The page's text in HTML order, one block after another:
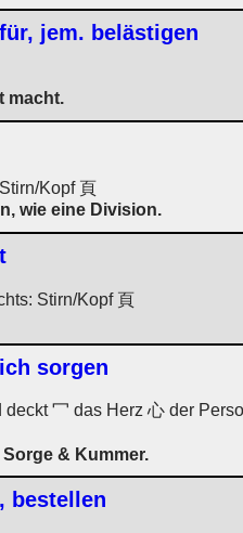
jem. belästigen
macht.
Kopf 頁
wie eine Division.
Stirn/Kopf 頁
sorgen
冖 das Herz 心 der
& Kummer.
bestellen